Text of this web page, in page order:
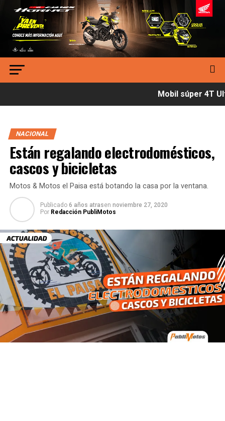
Mobil súper 4T
NACIONAL
Están regalando electrodomésticos,
cascos y bicicletas
Motos & Motos el Paisa está botando la casa por la ventana.
Publicado 6 años atrasen noviembre 27, 2020
Por Redacción PubliMotos